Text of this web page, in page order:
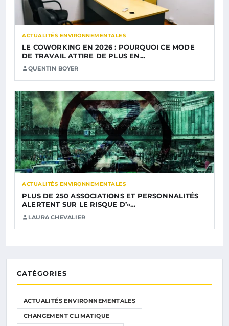
ACTUALITÉS ENVIRONNEMENTALES
LE COWORKING EN 2026 : POURQUOI CE MODE
DE TRAVAIL ATTIRE DE PLUS EN…
QUENTIN BOYER
ACTUALITÉS ENVIRONNEMENTALES
PLUS DE 250 ASSOCIATIONS ET PERSONNALITÉS
ALERTENT SUR LE RISQUE D’«…
LAURA CHEVALIER
CATÉGORIES
ACTUALITÉS ENVIRONNEMENTALES
CHANGEMENT CLIMATIQUE